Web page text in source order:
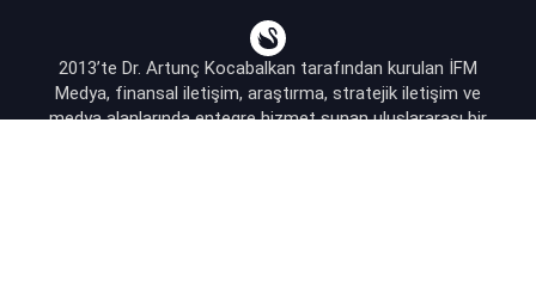
2013’te Dr. Artunç Kocabalkan tarafından kurulan İFM
Medya, finansal iletişim, araştırma, stratejik iletişim ve
medya alanlarında entegre hizmet sunan uluslararası bir